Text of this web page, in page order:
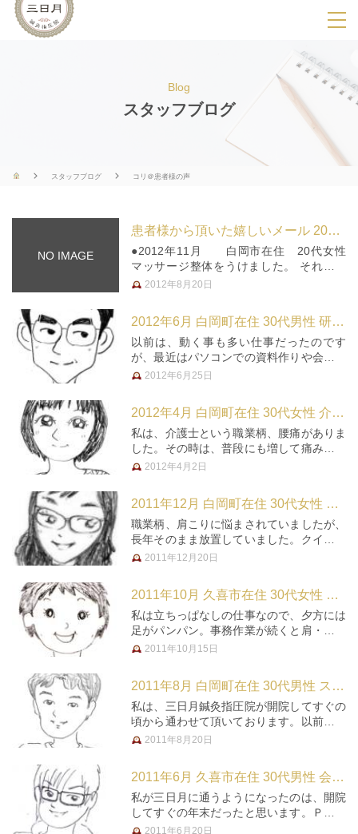
SPメニ
ー
展
用
ボ
Blog
スタッフブログ
スタッフブログ コリ＠患者様の声
NO IMAGE
患者様から頂いた嬉しいメール 2012年
●2012年11月 白岡市在住 20代女性
マッサージ整体をうけました。 それまで
はいつも体がだるくて夜もグッスリ眠れず
も癒されました。 雰囲…
2012年8月20日
2012年6月 白岡町在住 30代男性 研究開発職
以前は、動く事も多い仕事だったのです
が、最近はパソコンでの資料作りや会議が
多くなり、動く機会も減ってしまいまし
してしまうという状態でした。しかし…
2012年6月25日
2012年4月 白岡町在住 30代女性 介護士
私は、介護士という職業柄、腰痛がありま
した。その時は、普段にも増して痛みが強
かったため、初めて鍼をやってみようと思
く、割引券もついていたので、うか…
2012年4月2日
2011年12月 白岡町在住 30代女性 保育士
職業柄、肩こりに悩まされていましたが、
長年そのまま放置していました。クイック
マッサージを利用した事もありましたが、
で「どうしたら良いものか･･･…
2011年12月20日
2011年10月 久喜市在住 30代女性 教員
私は立ちっぱなしの仕事なので、夕方には
足がパンパン。事務作業が続くと肩・首こ
り＆眼精疲労。色々なマッサージ店を試し
事。時間を気にせず、予約を入れ…
2011年10月15日
2011年8月 白岡町在住 30代男性 スポーツ施設管理運営
私は、三日月鍼灸指圧院が開院してすぐの
頃から通わせて頂いております。以前は隣
町で施術を受けていたのですが、情報誌・
けて数年経ちました。以前の所は施…
2011年8月20日
2011年6月 久喜市在住 30代男性 会社員(ＩＴ関係)
私が三日月に通うようになったのは、開院
してすぐの年末だったと思います。ＰＣを
使う仕事をしているので、生まれつき堅い
2011年6月20日